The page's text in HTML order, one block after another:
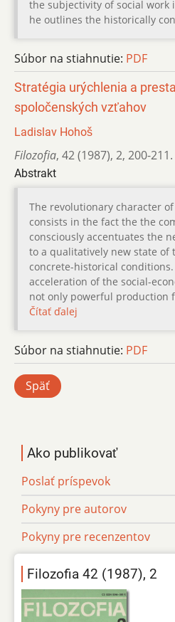
the subjectivity of social work
he outlines the historically
Súbor na stiahnutie: PDF
Stratégia urýchlenia a
spoločenských vzťahov
Ladislav Hohoš
Filozofia, 42 (1987), 2, 200-211.
Abstrakt
The revolutionary character
consists in the fact the the
consciously accentuates the
to a qualitatively new state of
concrete-historical
acceleration of the social-
not only powerful production
Čítať ďalej
Súbor na stiahnutie: PDF
Späť
Ako publikovať
Poslať príspevok
Pokyny pre autorov
Pokyny pre recenzentov
Filozofia 42 (1987), 2